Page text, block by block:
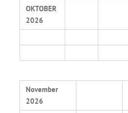
OKTOBER
2026
November
2026